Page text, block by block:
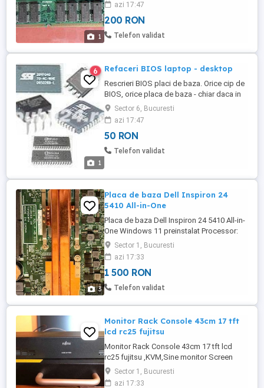
1
azi 17:47
200 RON
Telefon validat
1
6 Refaceri BIOS laptop - desktop
Rescrieri BIOS placi de baza. Orice cip de
BIOS, orice placa de baza - chiar daca in
urma unui update gresit de BIOS, nu mai
porneste. Refaceri BIOS Notebook
Laptop TabletPC. Preturi de la 20 ron.
Sector 6, Bucuresti
azi 17:47
50 RON
Telefon validat
3
Placa de baza Dell Inspiron 24
5410 All-in-One
Placa de baza Dell Inspiron 24 5410 All-in-
One Windows 11 preinstalat Processor:
12th Gen Intel(R) Core(TM) i7-1255U (12
CPUs), 1.7GHz Memorie: DDR4 16GB SSD
256GB Placa Video NVIDIA GeForce
MX550
Sector 1, Bucuresti
azi 17:33
1 500 RON
Telefon validat
Monitor Rack Console 43cm 17 tft
lcd rc25 fujitsu
Monitor Rack Console 43cm 17 tft lcd
rc25 fujitsu ,KVM,Sine monitor Screen
diagonal: 43.5 cm (17 inch) Brightness:
250 cd m Contrast: 1000:1 Viewing angle:
Sector 1, Bucuresti
azi 17:33